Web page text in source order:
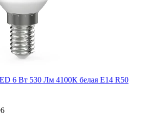
6 Вт 530 Лм 4100К белая Е14 R50